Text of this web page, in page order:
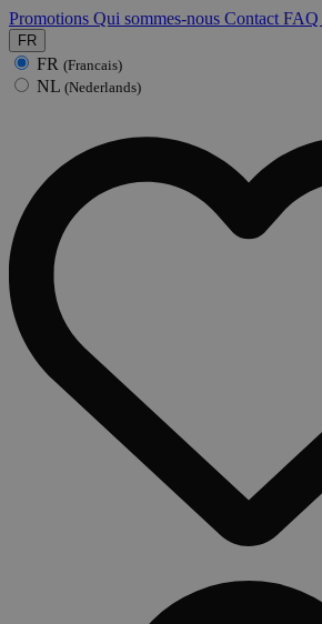
Promotions Qui sommes-nous Contact FAQ
FR
FR (Francais)
NL (Nederlands)